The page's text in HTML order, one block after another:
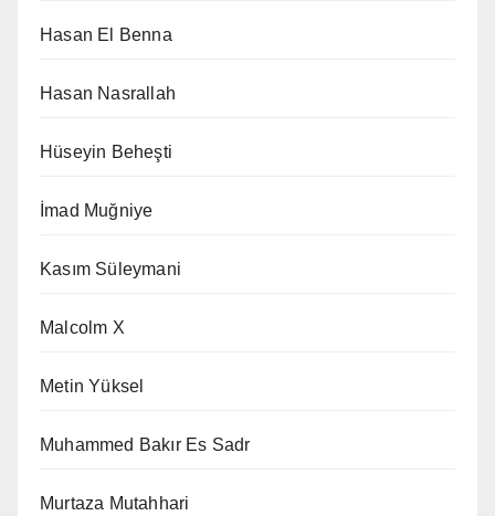
Hasan El Benna
Hasan Nasrallah
Hüseyin Beheşti
İmad Muğniye
Kasım Süleymani
Malcolm X
Metin Yüksel
Muhammed Bakır Es Sadr
Murtaza Mutahhari